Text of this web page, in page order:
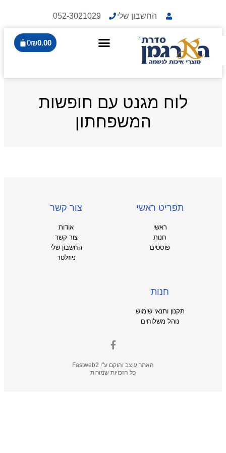
החשבון שלי 052-3021029
₪0.00
0
לוח מגנט עם חופשות
המשפחתון
תפריט ראשי
ראשי
חנות
פוסטים
צור קשר
אודות
צור קשר
החשבון שלי
ניוזלטר
חנות
תקנון ותנאי שימוש
נוהל משלוחים
האתר עוצב והוקם ע"י Fastweb2
כל הזכויות שמורות